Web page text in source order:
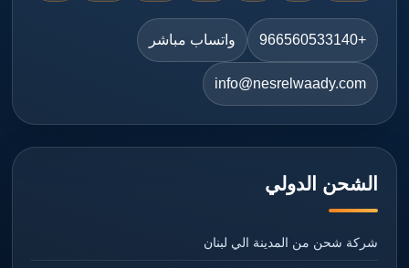
+966560533140 واتساب مباشر
info@nesrelwaady.com
الشحن الدولي
شركة شحن من المدينة الي لبنان